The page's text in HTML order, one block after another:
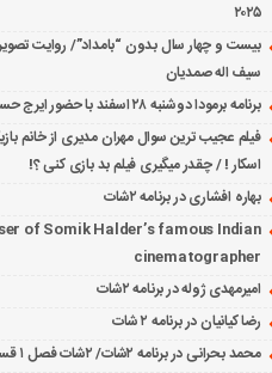
۲۰۲۵
بیست و چهار سال بدون “بامداد”/ روایت
سیف اله صمدیان
برنامه برمودا دوشنبه ۲۸ اسفند با حضور ایرج حسابی
فیلم عجیب ترین سوال مهران مدیری از خانم
اسکار ! / چقدر میگیری فیلم بد بازی کنی ؟!
بهاره افشاری در برنامه ۲شات
of Somik Halder’s famous Indian
cinematographer
امیرمهدی ژوله در برنامه ۲شات
رضا کیانیان در برنامه ۲ شات
محمد بحرانی در برنامه ۲شات/ ۲شات فصل ۱ قسمت ۲